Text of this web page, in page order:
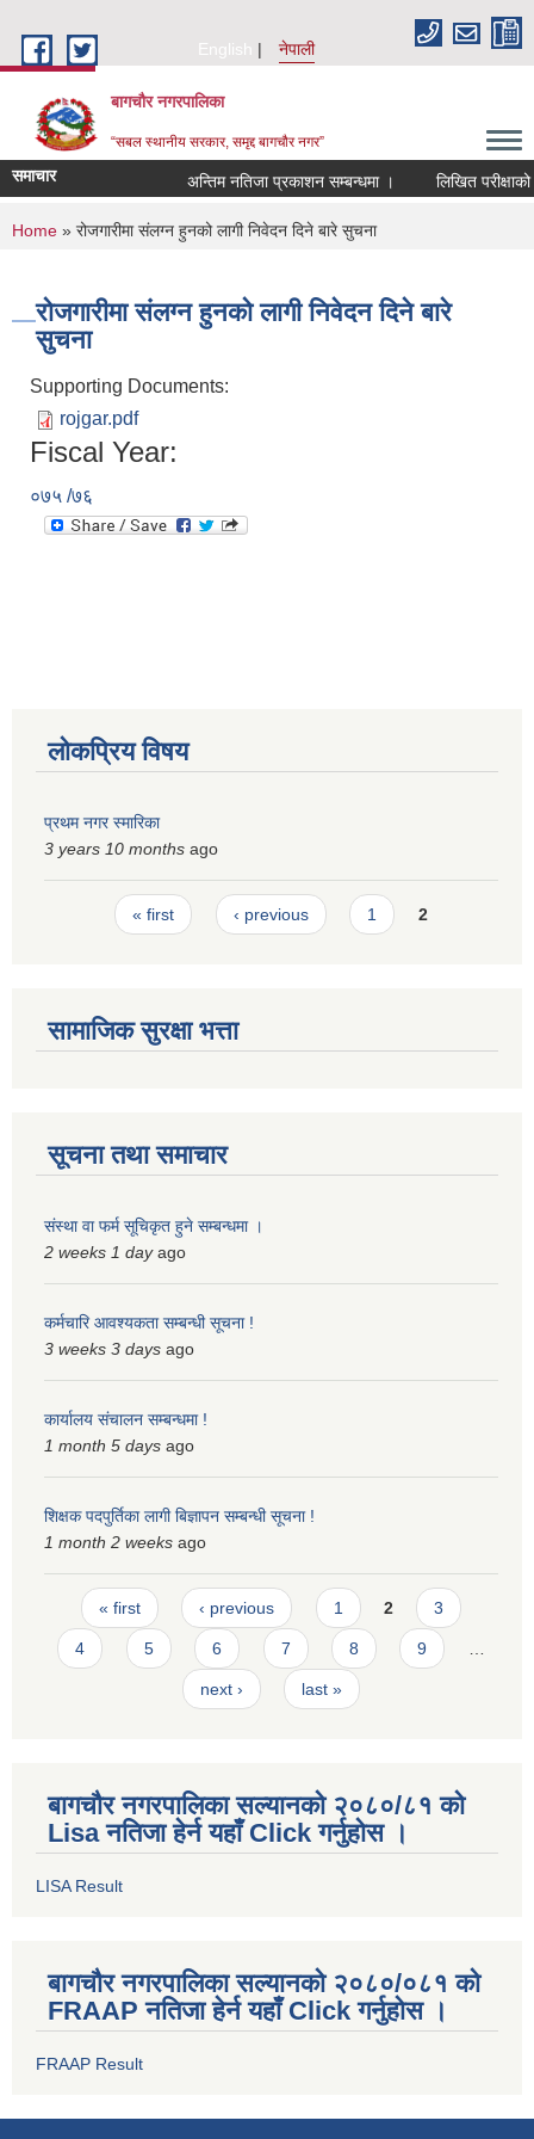
English
नेपाली
बागचौर नगरपालिका
“सबल स्थानीय सरकार, समृद्द बागचौर नगर”
समाचार अन्तिम नतिजा प्रकाशन सम्बन्धमा । लिखित परीक्षाको
You are here
Home » रोजगारीमा संलग्न हुनको लागी निवेदन दिने बारे सुचना
रोजगारीमा संलग्न हुनको लागी निवेदन दिने बारे
सुचना
Supporting Documents:
rojgar.pdf
Fiscal Year:
०७५ /७६
लोकप्रिय विषय
प्रथम नगर स्मारिका
3 years 10 months ago
Pages« first ‹ previous 1 2
सामाजिक सुरक्षा भत्ता
सूचना तथा समाचार
संस्था वा फर्म सूचिकृत हुने सम्बन्धमा ।
2 weeks 1 dayago
कर्मचारि आवश्यकता सम्बन्धी सूचना !
3 weeks 3 days ago
कार्यालय संचालन सम्बन्धमा !
1 month 5 days ago
शिक्षक पदपुर्तिका लागी बिज्ञापन सम्बन्धी सूचना !
1 month 2 weeks ago
Pages
« first ‹ previous 1 2 3
4 5 6 7 8 9
next › last »
बागचौर नगरपालिका सल्यानको २०८०/८१ को
Lisa नतिजा हेर्न यहाँ Click गर्नुहोस ।
LISA Result
बागचौर नगरपालिका सल्यानको २०८०/०८१ को
FRAAP नतिजा हेर्न यहाँ Click गर्नुहोस ।
FRAAP Result